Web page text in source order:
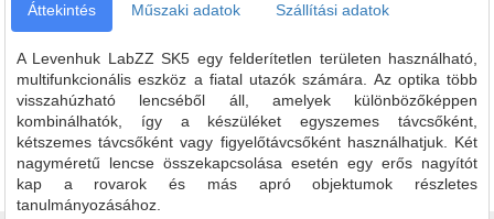
Áttekintés Műszaki adatok Szállítási adatok
A Levenhuk LabZZ SK5 egy felderítetlen területen használható,
multifunkcionális eszköz a fiatal utazók számára. Az optika több
visszahúzható lencséből áll, amelyek különbözőképpen
kombinálhatók, így a készüléket egyszemes távcsőként,
kétszemes távcsőként vagy figyelőtávcsőként használhatjuk. Két
nagyméretű lencse összekapcsolása esetén egy erős nagyítót
kap a rovarok és más apró objektumok részletes
tanulmányozásához.